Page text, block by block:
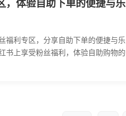
，体验自助下单的便捷与乐
福利专区，分享自助下单的便捷与乐
书上享受粉丝福利，体验自助购物的